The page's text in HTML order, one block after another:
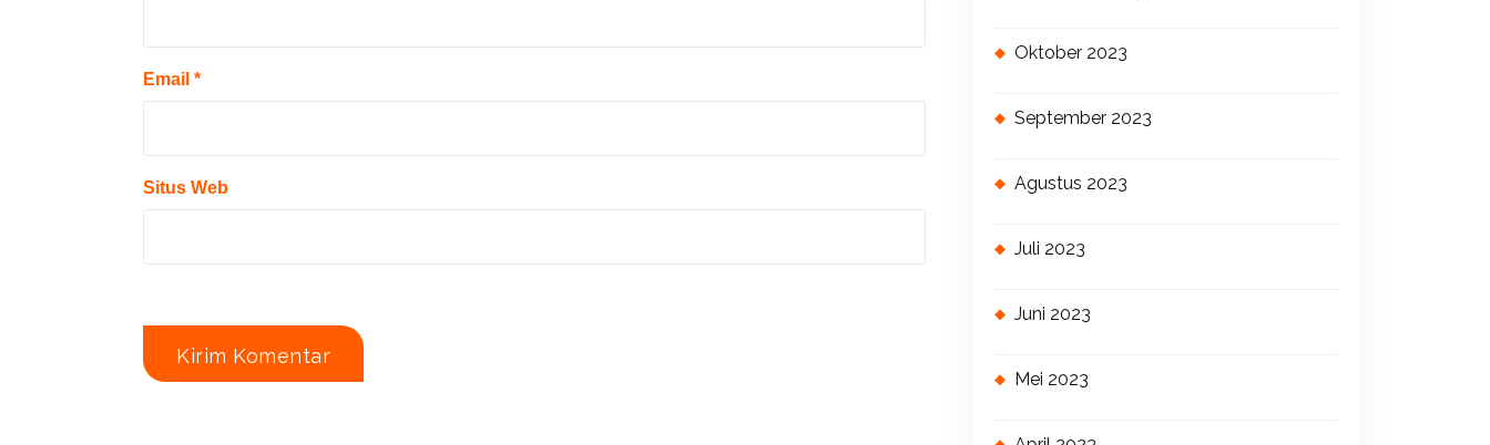
Email *
Situs Web
Oktober 2023
September 2023
Agustus 2023
Juli 2023
Juni 2023
Mei 2023